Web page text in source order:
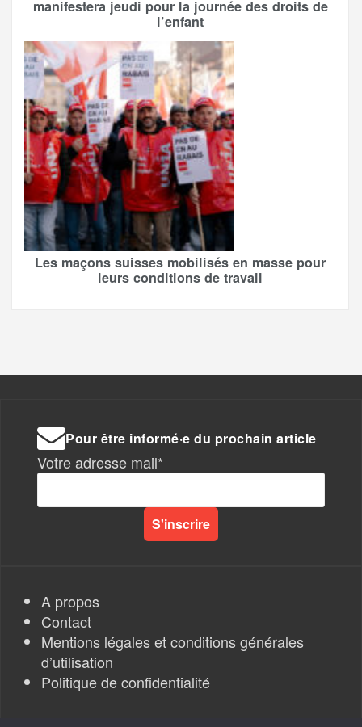
manifestera jeudi pour la journée des droits de
l’enfant
Les maçons suisses mobilisés en masse pour
leurs conditions de travail
Pour être informé·e du prochain article
Votre adresse mail*
A propos
Contact
Mentions légales et conditions générales
d’utilisation
Politique de confidentialité